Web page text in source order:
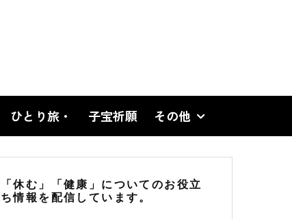
ひとり旅・ 子宝祈願 その他
「休む」「健康」についてのお役立
ち情報を配信しています。